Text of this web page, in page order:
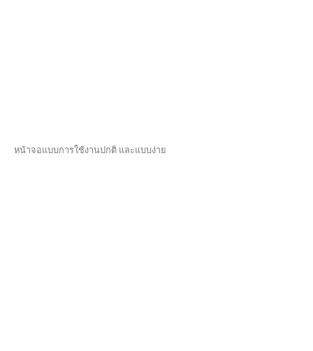
หน้าจอแบบการใช้งานปกติ และแบบง่าย